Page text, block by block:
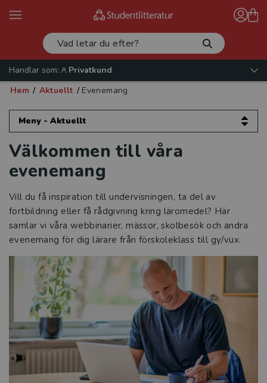
Handlar som:
Privatkund
Hem / Aktuellt / Evenemang
Meny - Aktuellt
Aktuellt
Artiklar och intervjuer
Evenemang
Webbinarier
Skolbesök och rådgivning
Mässor
Kataloger 2026
Beställ provexemplar
Kvalitetssäkrade läromedel
Välkommen till våra
evenemang
Vill du få inspiration till undervisningen, ta del av
fortbildning eller få rådgivning kring läromedel? Här
samlar vi våra webbinarier, mässor, skolbesök och andra
evenemang för dig lärare från förskoleklass till gy/vux.